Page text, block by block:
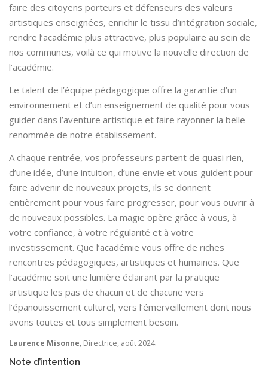
faire des citoyens porteurs et défenseurs des valeurs
artistiques enseignées, enrichir le tissu d’intégration sociale,
rendre l’académie plus attractive, plus populaire au sein de
nos communes, voilà ce qui motive la nouvelle direction de
l’académie.
Le talent de l’équipe pédagogique offre la garantie d’un
environnement et d’un enseignement de qualité pour vous
guider dans l’aventure artistique et faire rayonner la belle
renommée de notre établissement.
A chaque rentrée, vos professeurs partent de quasi rien,
d’une idée, d’une intuition, d’une envie et vous guident pour
faire advenir de nouveaux projets, ils se donnent
entièrement pour vous faire progresser, pour vous ouvrir à
de nouveaux possibles. La magie opère grâce à vous, à
votre confiance, à votre régularité et à votre
investissement. Que l’académie vous offre de riches
rencontres pédagogiques, artistiques et humaines. Que
l’académie soit une lumière éclairant par la pratique
artistique les pas de chacun et de chacune vers
l’épanouissement culturel, vers l’émerveillement dont nous
avons toutes et tous simplement besoin.
Laurence Misonne, Directrice, août 2024.
Note d’intention